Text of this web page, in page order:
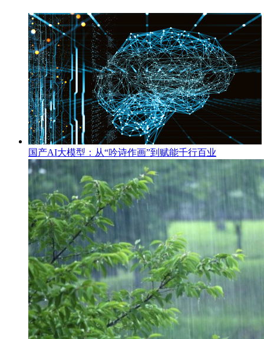
国产AI大模型：从“吟诗作画”到赋能千行百业